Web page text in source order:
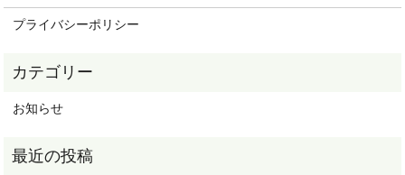
プライバシーポリシー
お知らせ